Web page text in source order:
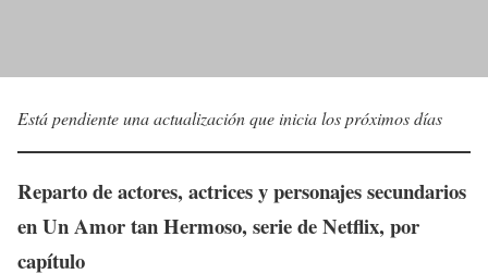
Está pendiente una actualización que inicia los próximos días
Reparto de actores, actrices y personajes secundarios
enUn Amor tan Hermoso, serie de Netflix, por
capítulo